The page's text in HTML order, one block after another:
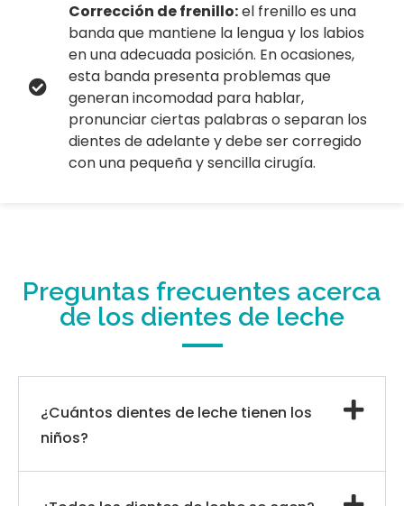
Corrección de frenillo:el frenillo es una
banda que mantiene la lengua y los labios
en una adecuada posición. En ocasiones,
esta banda presenta problemas que
generan incomodad para hablar,
pronunciar ciertas palabras o separan los
dientes de adelante y debe ser corregido
con una pequeña y sencilla cirugía.
Preguntas frecuentes acerca
de los dientes de leche
¿Cuántos dientes de leche tienen los
niños?